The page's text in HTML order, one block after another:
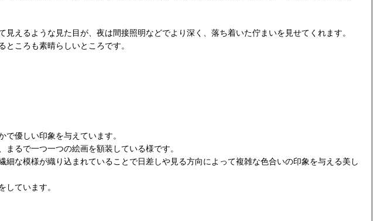
えるような見た目が、夜は間接照明などでより深く、落ち着いた佇まいを見せてくれます。
ころも素晴らしいところです。
優しい印象を与えています。
るで一つ一つの絵画を額装している様です。
な模様が織り込まれていることで日差しや見る方向によって複雑な色合いの印象を与える美し
ています。